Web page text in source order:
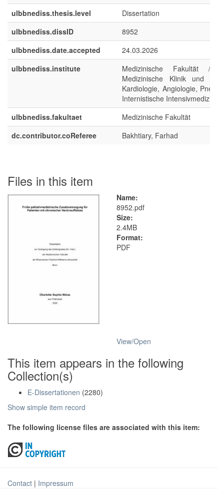
ulbbnediss.thesis.level
Dissertation
ulbbnediss.dissID
8952
ulbbnediss.date.accepted
24.03.2026
ulbbnediss.institute
Medizinische Fakultät /
Medizinische Klinik und
Kardiologie, Angiologie,
Internistische Intensivmedizin
ulbbnediss.fakultaet
Medizinische Fakultät
dc.contributor.coReferee
Bakhtiary, Farhad
Files in this item
Name:
8952.pdf
Size:
2.4MB
Format:
PDF
View/Open
This item appears in the following
Collection(s)
E-Dissertationen (2280)
Show simple item record
The following license files are associated with this item:
Contact | Impressum